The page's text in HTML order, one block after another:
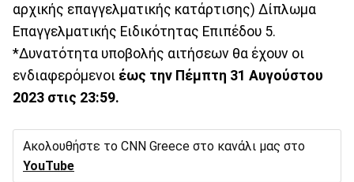
αρχικής επαγγελματικής κατάρτισης) Δίπλωμα
Επαγγελματικής Ειδικότητας Επιπέδου 5.
*Δυνατότητα υποβολής αιτήσεων θα έχουν οι
ενδιαφερόμενοι έως την Πέμπτη 31 Αυγούστου
2023 στις 23:59.
Ακολουθήστε το CNN Greece στο κανάλι μας στο
YouTube